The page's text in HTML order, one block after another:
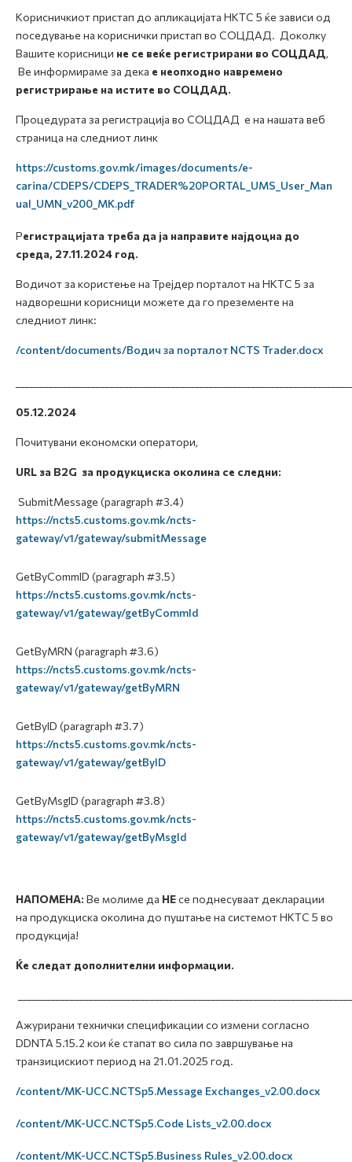
Корисничкиот пристап до апликацијата НКТС 5 ќе зависи од
поседување на кориснички пристап во СОЦДАД. Доколку
Вашите корисници не се веќе регистрирани во СОЦДАД,
Ве информираме за дека е неопходно навремено
регистрирање на истите во СОЦДАД.
Процедурата за регистрација во СОЦДАД е на нашата веб
страница на следниот линк
https://customs.gov.mk/images/documents/e-
carina/CDEPS/CDEPS_TRADER%20PORTAL_UMS_User_Man
ual_UMN_v200_MK.pdf
Регистрацијата треба да ја направите најдоцна до
среда, 27.11.2024 год.
Водичот за користење на Трејдер порталот на НКТС 5 за
надворешни корисници можете да го презементе на
следниот линк:
/content/documents/Водич за порталот NCTS Trader.docx
05.12.2024
Почитувани економски оператори,
URL за B2G за продукциска околина се следни:
SubmitMessage (paragraph #3.4)
https://ncts5.customs.gov.mk/ncts-
gateway/v1/gateway/submitMessage
GetByCommID (paragraph #3.5)
https://ncts5.customs.gov.mk/ncts-
gateway/v1/gateway/getByCommId
GetByMRN (paragraph #3.6)
https://ncts5.customs.gov.mk/ncts-
gateway/v1/gateway/getByMRN
GetByID (paragraph #3.7)
https://ncts5.customs.gov.mk/ncts-
gateway/v1/gateway/getByID
GetByMsgID (paragraph #3.8)
https://ncts5.customs.gov.mk/ncts-
gateway/v1/gateway/getByMsgId
НАПОМЕНА: Ве молиме да НЕсе поднесуваат декларации
на продукциска околина до пуштање на системот НКТС 5 во
продукција!
Ќе следат дополнителни информации.
Ажурирани технички спецификации со измени согласно
DDNTA 5.15.2 кои ќе стапат во сила по завршување на
транзицискиот период на 21.01.2025 год.
/content/MK-UCC.NCTSp5.Message Exchanges_v2.00.docx
/content/MK-UCC.NCTSp5.Code Lists_v2.00.docx
/content/MK-UCC.NCTSp5.Business Rules_v2.00.docx